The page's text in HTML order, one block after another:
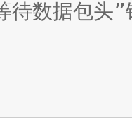
待数据包头